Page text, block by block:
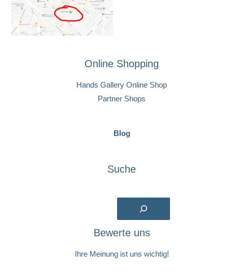
Online Shopping
Hands Gallery Online Shop
Partner Shops
Blog
Suche
Bewerte uns
Ihre Meinung ist uns wichtig!